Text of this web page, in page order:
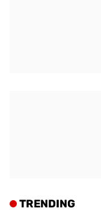
TRENDING